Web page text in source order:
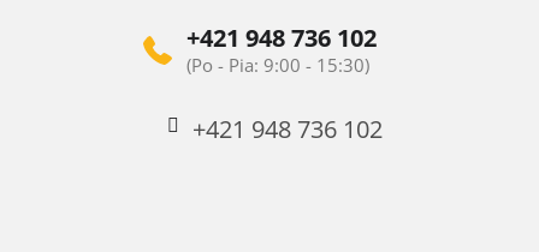
+421 948 736 102
+421 948 736 102